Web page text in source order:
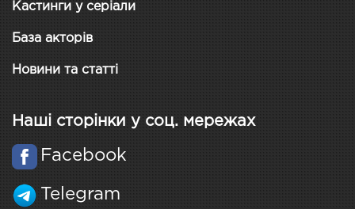
Кастинги у серіали
База акторів
Новини та статті
Наші сторінки у соц. мережах
Facebook
Telegram